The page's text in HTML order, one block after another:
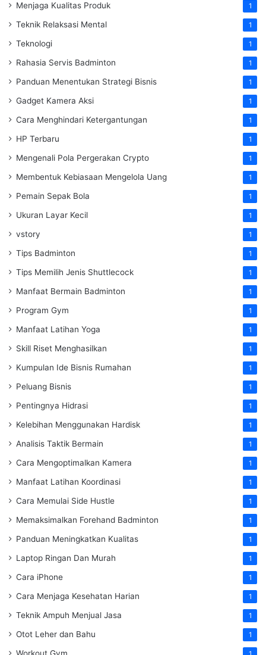
Menjaga Kualitas Produk 1
Teknik Relaksasi Mental 1
Teknologi 1
Rahasia Servis Badminton 1
Panduan Menentukan Strategi Bisnis 1
Gadget Kamera Aksi 1
Cara Menghindari Ketergantungan 1
HP Terbaru 1
Mengenali Pola Pergerakan Crypto 1
Membentuk Kebiasaan Mengelola Uang 1
Pemain Sepak Bola 1
Ukuran Layar Kecil 1
vstory 1
Tips Badminton 1
Tips Memilih Jenis Shuttlecock 1
Manfaat Bermain Badminton 1
Program Gym 1
Manfaat Latihan Yoga 1
Skill Riset Menghasilkan 1
Kumpulan Ide Bisnis Rumahan 1
Peluang Bisnis 1
Pentingnya Hidrasi 1
Kelebihan Menggunakan Hardisk 1
Analisis Taktik Bermain 1
Cara Mengoptimalkan Kamera 1
Manfaat Latihan Koordinasi 1
Cara Memulai Side Hustle 1
Memaksimalkan Forehand Badminton 1
Panduan Meningkatkan Kualitas 1
Laptop Ringan Dan Murah 1
Cara iPhone 1
Cara Menjaga Kesehatan Harian 1
Teknik Ampuh Menjual Jasa 1
Otot Leher dan Bahu 1